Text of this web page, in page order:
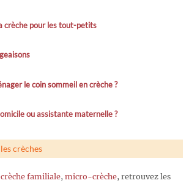
crèche pour les tout-petits
le coin sommeil en crèche ?
ou assistante maternelle ?
crèches
crèche familiale, micro-crèche, retrouvez les